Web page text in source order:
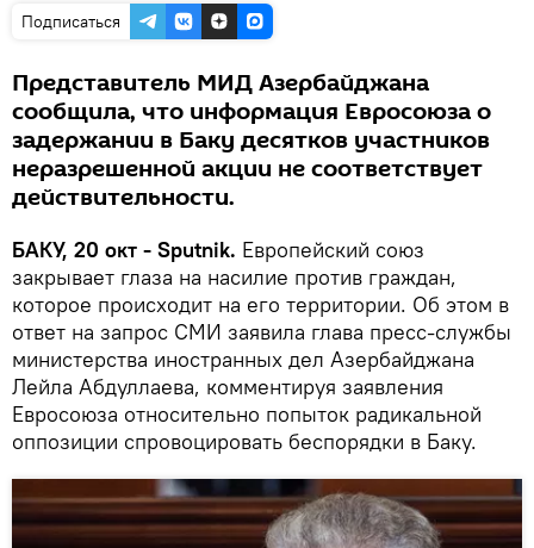
Подписаться
Представитель МИД Азербайджана
сообщила, что информация Евросоюза о
задержании в Баку десятков участников
неразрешенной акции не соответствует
действительности.
БАКУ, 20 окт - Sputnik. Европейский союз
закрывает глаза на насилие против граждан,
которое происходит на его территории. Об этом в
ответ на запрос СМИ заявила глава пресс-службы
министерства иностранных дел Азербайджана
Лейла Абдуллаева, комментируя заявления
Евросоюза относительно попыток радикальной
оппозиции спровоцировать беспорядки в Баку.